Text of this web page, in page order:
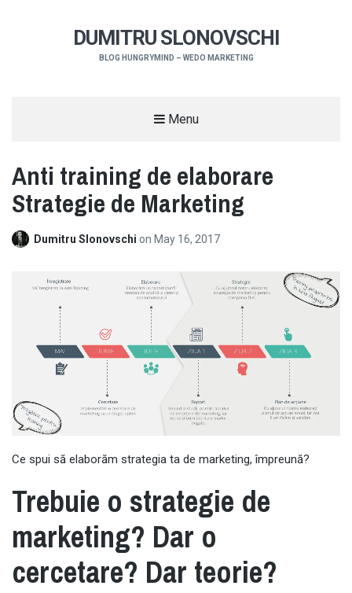
DUMITRU SLONOVSCHI
BLOG HUNGRYMIND – WEDO MARKETING
Menu
Anti training de elaborare
Strategie de Marketing
Dumitru Slonovschi on May 16, 2017
Ce spui să elaborăm strategia ta de marketing, împreună?
Trebuie o strategie de
marketing? Dar o
cercetare? Dar teorie?